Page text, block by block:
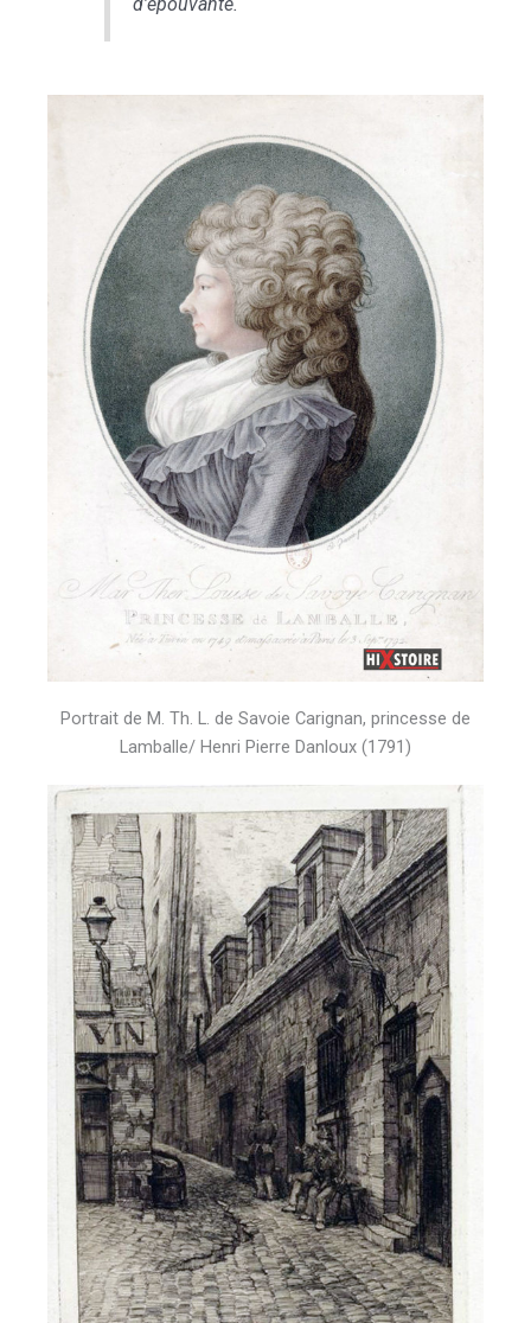
Portrait de M. Th. L. de Savoie Carignan, princesse de
Lamballe/ Henri Pierre Danloux (1791)